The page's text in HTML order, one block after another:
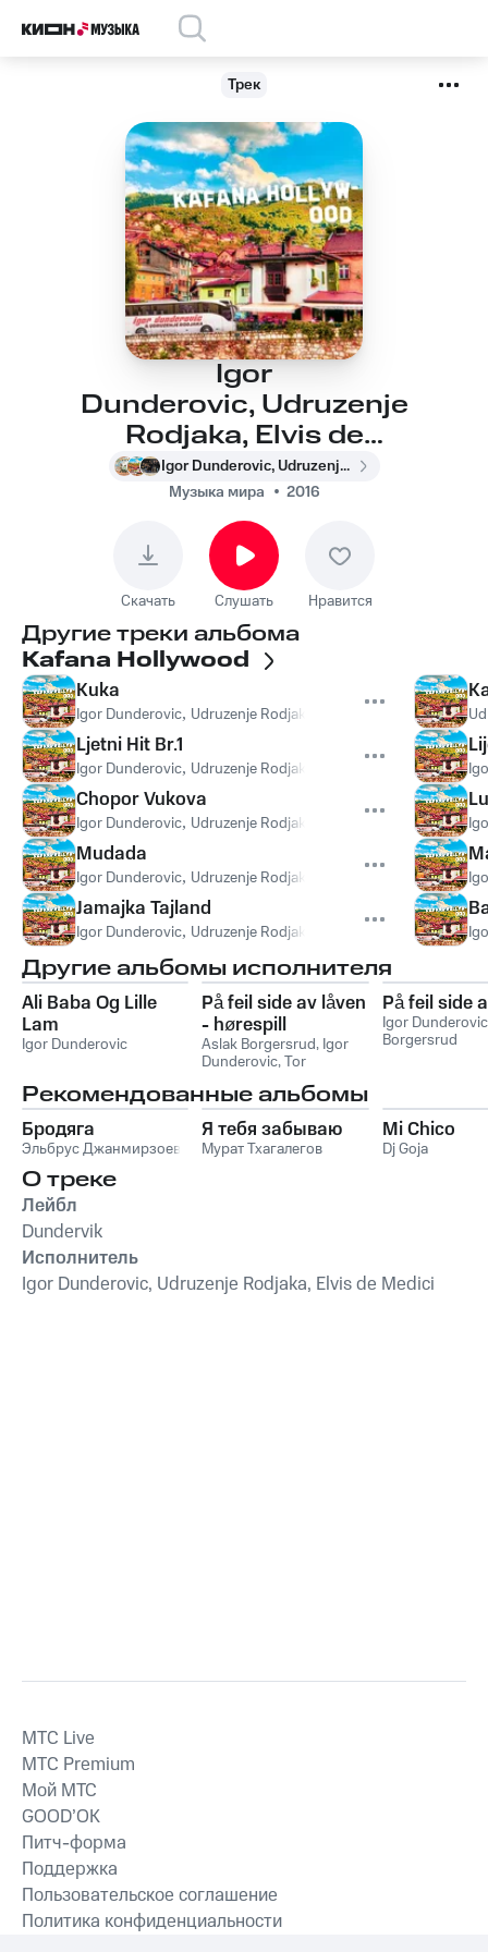
Трек
Igor
Dunderovic, Udruzenje
Rodjaka, Elvis de
Medici - Jamajka
Tajland
Igor Dunderovic, Udruzenje Rodjaka, Elvis de Medici
Музыка мира
2016
Скачать Слушать Нравится
Другие треки альбома
Kafana Hollywood
Kuka
Igor Dunderovic, Udruzenje Rodjaka
Ljetni Hit Br.1
Igor Dunderovic, Udruzenje Rodjaka
Chopor Vukova
Igor Dunderovic, Udruzenje Rodjaka
Mudada
Igor Dunderovic, Udruzenje Rodjaka
Jamajka Tajland
Igor Dunderovic, Udruzenje Rodjaka Elvis de Medici
Другие альбомы исполнителя
Ali Baba Og Lille
Lam
Igor Dunderovic
På feil side av låven
- hørespill
Aslak Borgersrud, Igor
Dunderovic,Tor
På feil side
Igor Dunderovic
Borgersrud
Рекомендованные альбомы
Бродяга
Эльбрус Джанмирзоев
Я тебя забываю
Мурат Тхагалегов
Mi Chico
Dj Goja
О треке
Лейбл
Dundervik
Исполнитель
Igor Dunderovic, Udruzenje Rodjaka, Elvis de Medici
MTС Live
MTС Premium
Мой МТС
GOOD’OK
Питч-форма
Поддержка
Пользовательское соглашение
Политика конфиденциальности